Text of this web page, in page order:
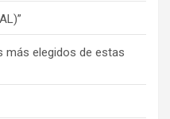
más elegidos de estas